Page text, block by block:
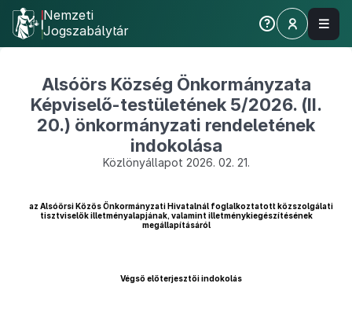
Nemzeti
Jogszabálytár
Alsóörs Község Önkormányzata
Képviselő-testületének 5/2026. (II.
20.) önkormányzati rendeletének
indokolása
Közlönyállapot 2026. 02. 21.
az Alsóörsi Közös Önkormányzati Hivatalnál foglalkoztatott közszolgálati
tisztviselők illetményalapjának, valamint illetménykiegészítésének
megállapításáról
Végső előterjesztői indokolás